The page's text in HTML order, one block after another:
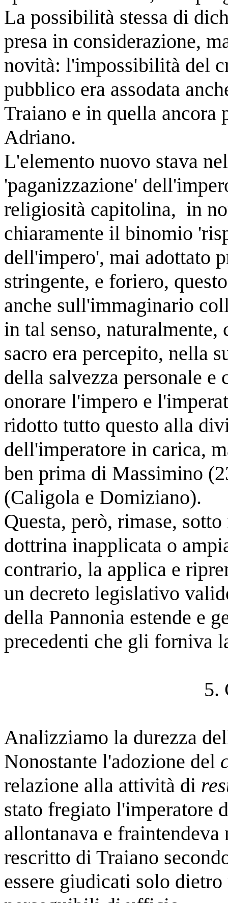
La possibilità stessa di
presa in considerazione,
novità: l'impossibilità del
pubblico era assodata
Traiano e in quella ancora
Adriano.
L'elemento nuovo stava
'paganizzazione'
religiosità capitolina, in
chiaramente il binomio
dell'impero', mai adottato
stringente, e foriero,
anche sull'immaginario
in tal senso,
sacro era percepito, nella
della salvezza personale
onorare l'impero e
ridotto tutto questo alla
dell'imperatore in carica,
ben prima di Massimino
(Caligola e Domiziano).
Questa, però, rimase,
dottrina inapplicata o
contrario, la applica e
un decreto legislativo
della Pannonia estende e
precedenti che gli forniva
5.
Analizziamo la durezza
Nonostante l'adozione del
relazione alla attività di
stato fregiato l'imperatore
allontanava e
rescritto di Traiano
essere giudicati solo